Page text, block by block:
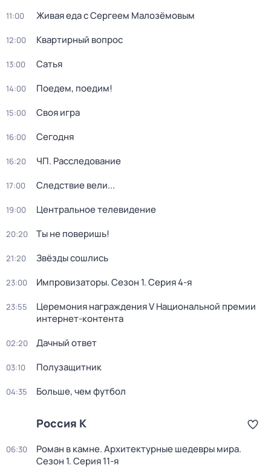
11:00 Живая еда с Сергеем Малозёмовым
12:00 Квартирный вопрос
13:00 Сатья
14:00 Поедем, поедим!
15:00 Своя игра
16:00 Сегодня
16:20 ЧП. Расследование
17:00 Следствие вели...
19:00 Центральное телевидение
20:20 Ты не поверишь!
21:20 Звёзды сошлись
23:00 Импровизаторы. Сезон 1. Серия 4-я
23:55
Церемония награждения V Национальной премии
интернет-контента
02:20 Дачный ответ
03:10 Полузащитник
04:35 Больше, чем футбол
Россия К
06:30 Роман в камне. Архитектурные шедевры мира.
Сезон 1. Серия 11-я